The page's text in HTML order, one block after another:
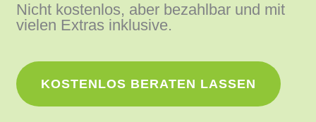
Nicht kostenlos, aber bezahlbar und mit
vielen Extras inklusive.
KOSTENLOS BERATEN LASSEN